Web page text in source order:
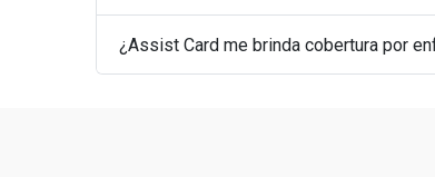
¿Assist Card me brinda cobertura por